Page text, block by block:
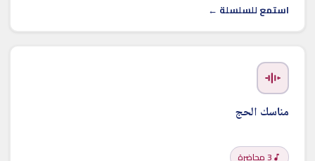
استمع للسلسلة ←
مناسك الحج
3 محاضرة